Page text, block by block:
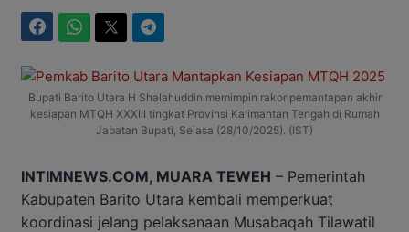
Bupati Barito Utara H Shalahuddin memimpin rakor pemantapan akhir
kesiapan MTQH XXXIII tingkat Provinsi Kalimantan Tengah di Rumah
Jabatan Bupati, Selasa (28/10/2025). (IST)
INTIMNEWS.COM, MUARA TEWEH – Pemerintah
Kabupaten Barito Utara kembali memperkuat
koordinasi jelang pelaksanaan Musabaqah Tilawatil